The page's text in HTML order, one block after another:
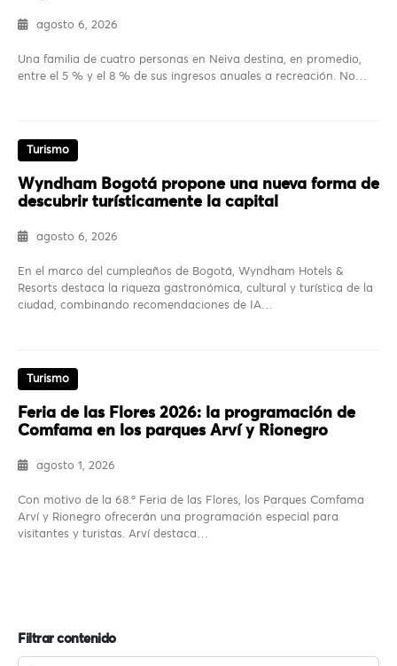
agosto 6, 2026
Una familia de cuatro personas en Neiva destina, en promedio,
entre el 5 % y el 8 % de sus ingresos anuales a recreación. No…
Turismo
Wyndham Bogotá propone una nueva forma de
descubrir turísticamente la capital
agosto 6, 2026
En el marco del cumpleaños de Bogotá, Wyndham Hotels &
Resorts destaca la riqueza gastronómica, cultural y turística de la
ciudad, combinando recomendaciones de IA…
Turismo
Feria de las Flores 2026: la programación de
Comfama en los parques Arví y Rionegro
agosto 1, 2026
Con motivo de la 68.ª Feria de las Flores, los Parques Comfama
Arví y Rionegro ofrecerán una programación especial para
visitantes y turistas. Arví destaca…
Filtrar contenido